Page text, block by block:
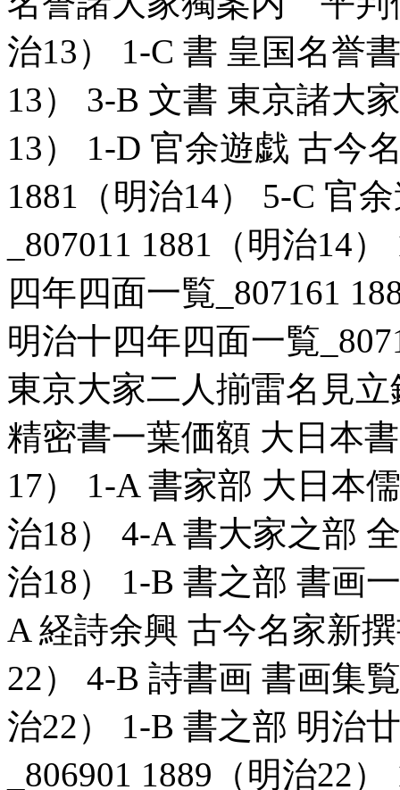
治13） 1-C 書 皇国名誉
13） 3-B 文書 東京諸大
13） 1-D 官余遊戯 古今
1881（明治14） 5-C 官
_807011 1881（明治14
四年四面一覧_807161
明治十四年四面一覧
東京大家二人揃雷名見立
精密書一葉価額 大日本
17） 1-A 書家部 大日本
治18） 4-A 書大家之部
治18） 1-B 書之部 書画
A 経詩余興 古今名家新
22） 4-B 詩書画 書画集
治22） 1-B 書之部 明治
_806901 1889（明治22